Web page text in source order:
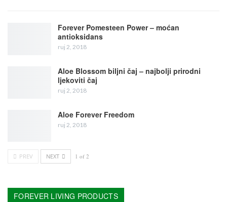
Forever Pomesteen Power – moćan
antioksidans
ruj 2, 2018
Aloe Blossom biljni čaj – najbolji prirodni
ljekoviti čaj
ruj 2, 2018
Aloe Forever Freedom
ruj 2, 2018
PREV NEXT 1 of 2
FOREVER LIVING PRODUCTS